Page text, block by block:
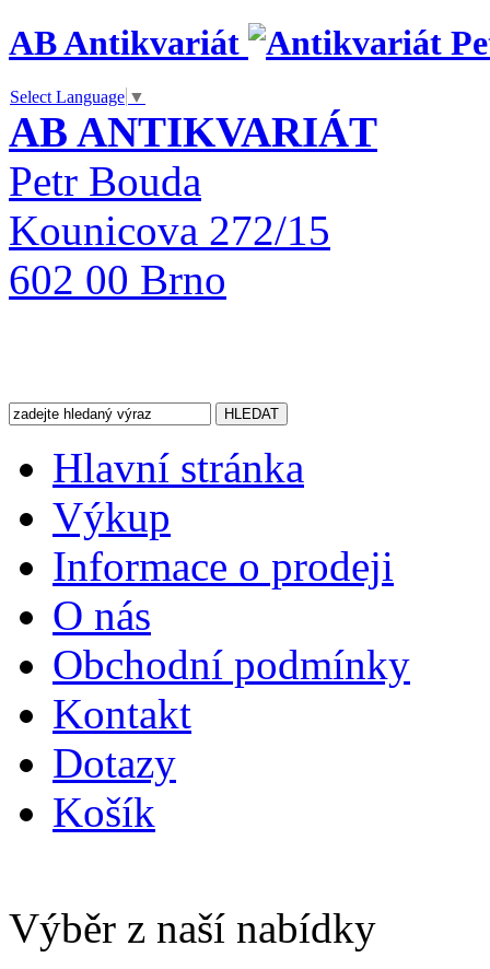
AB Antikvariát
Select Language ▼
AB ANTIKVARIÁT
Petr Bouda
Kounicova 272/15
602 00 Brno
Hlavní stránka
Výkup
Informace o prodeji
O nás
Obchodní podmínky
Kontakt
Dotazy
Košík
Výběr z naší nabídky